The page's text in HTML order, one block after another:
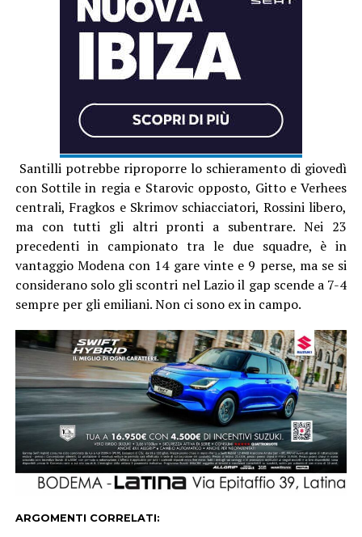
Santilli potrebbe riproporre lo schieramento di giovedì
con Sottile in regia e Starovic opposto, Gitto e Verhees
centrali, Fragkos e Skrimov schiacciatori, Rossini libero,
ma con tutti gli altri pronti a subentrare. Nei 23
precedenti in campionato tra le due squadre, è in
vantaggio Modena con 14 gare vinte e 9 perse, ma se si
considerano solo gli scontri nel Lazio il gap scende a 7-4
sempre per gli emiliani. Non ci sono ex in campo.
ARGOMENTI CORRELATI: